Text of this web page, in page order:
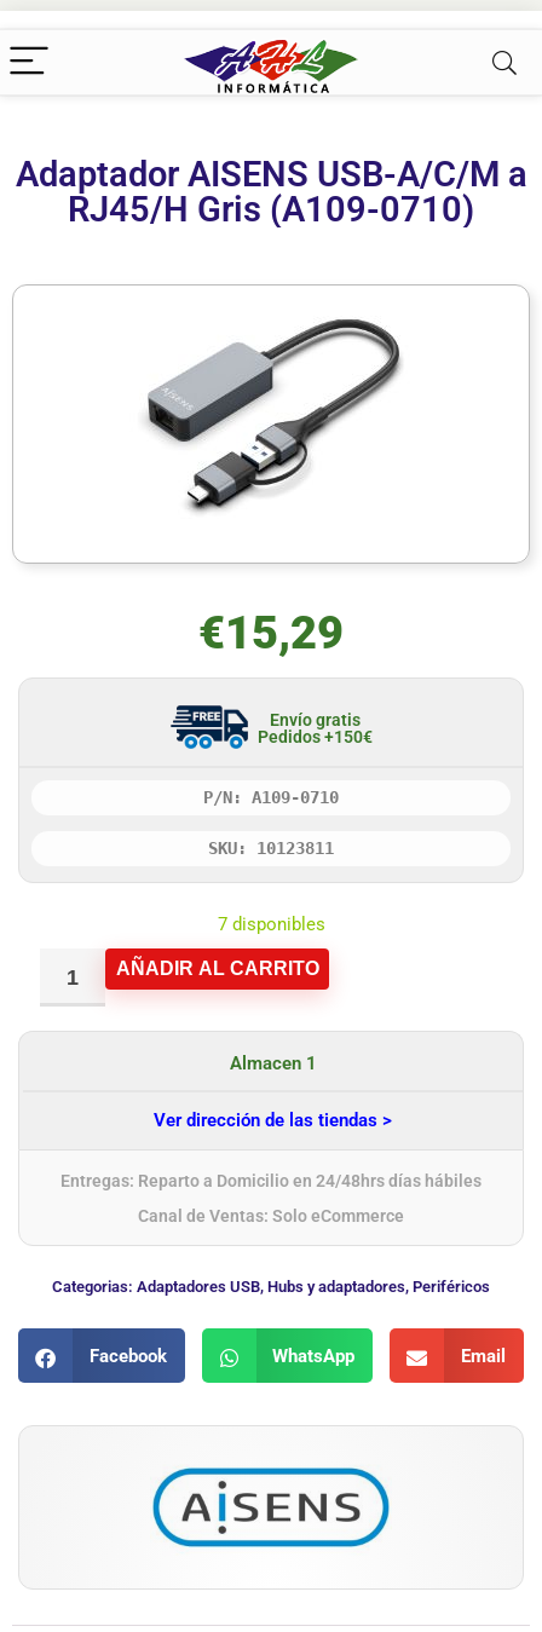
Adaptador AISENS USB-A/C/M a
RJ45/H Gris (A109-0710)
€15,29
Envío gratis
Pedidos +150€
P/N: A109-0710
SKU: 10123811
7 disponibles
AÑADIR AL CARRITO
Almacen 1
Ver dirección de las tiendas >
Entregas: Reparto a Domicilio en 24/48hrs días hábiles
Canal de Ventas: Solo eCommerce
Categorias: Adaptadores USB, Hubs y adaptadores, Periféricos
Facebook WhatsApp Email